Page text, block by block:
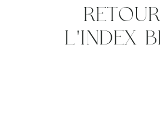
L'INDEX